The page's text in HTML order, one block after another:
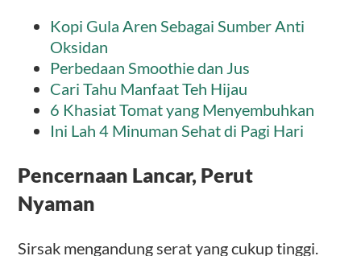
Kopi Gula Aren Sebagai Sumber Anti
Oksidan
Perbedaan Smoothie dan Jus
Cari Tahu Manfaat Teh Hijau
6 Khasiat Tomat yang Menyembuhkan
Ini Lah 4 Minuman Sehat di Pagi Hari
Pencernaan Lancar, Perut
Nyaman
Sirsak mengandung serat yang cukup tinggi.